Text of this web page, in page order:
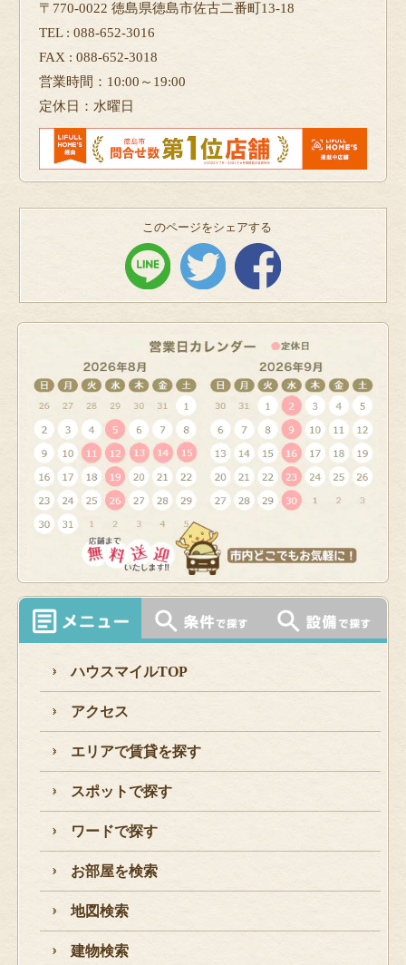
〒770-0022 徳島県徳島市佐古二番町13-18
TEL : 088-652-3016
FAX : 088-652-3018
営業時間：10:00～19:00
定休日：水曜日
このページをシェアする
ハウスマイルTOP
アクセス
エリアで賃貸を探す
スポットで探す
ワードで探す
お部屋を検索
地図検索
建物検索